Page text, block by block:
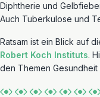
Diphtherie und
Auch Tuberkulose und
Ratsam ist ein Blick auf
Robert Koch Instituts.
den Themen